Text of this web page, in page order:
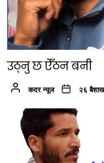
उठ्नु छ ऐँठन बनी
कदर न्यूज २६